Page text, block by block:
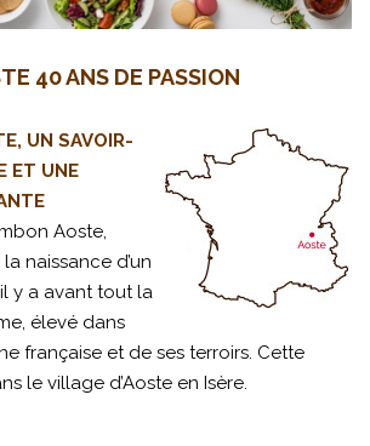
40 ANS DE PASSION
UN SAVOIR-
ET UNE
Aoste,
naissance d’un
y a avant tout la
élevé dans
française et de ses terroirs. Cette
le village d’Aoste en Isère.